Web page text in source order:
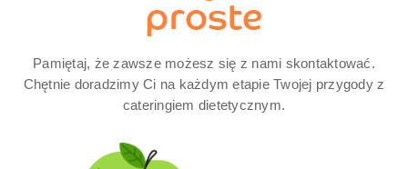
proste
Pamiętaj, że zawsze możesz się z nami skontaktować.
Chętnie doradzimy Ci na każdym etapie Twojej przygody z
cateringiem dietetycznym.